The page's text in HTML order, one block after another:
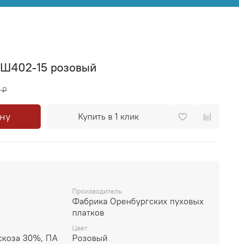
15 розовый
₽
Купить в 1 клик
Производитель
Фабрика Оренбургских пуховых
платков
30%, ПА
Цвет
Розовый